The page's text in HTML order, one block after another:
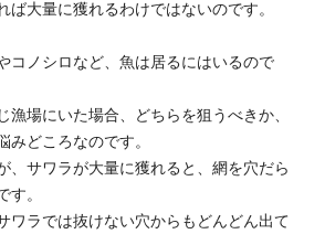
ば大量に獲れるわけではないのです。
コノシロなど、魚は居るにはいるので
漁場にいた場合、どちらを狙うべきか、
みどころなのです。
、サワラが大量に獲れると、網を穴だら
す。
ワラでは抜けない穴からもどんどん出て